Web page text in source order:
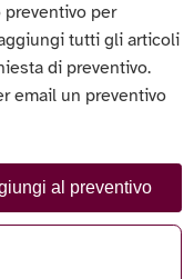
per
tutti gli articoli
di preventivo.
email un preventivo
al preventivo